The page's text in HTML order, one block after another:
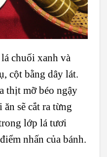
chuối xanh và
cột bằng dây lát.
thịt mỡ béo ngậy
sẽ cắt ra từng
lớp lá tươi
nhấn của bánh.